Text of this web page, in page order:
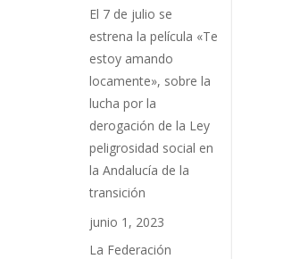
El 7 de julio se
estrena la película «Te
estoy amando
locamente», sobre la
lucha por la
derogación de la Ley
peligrosidad social en
la Andalucía de la
transición
junio 1, 2023
La Federación